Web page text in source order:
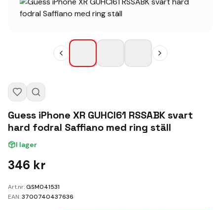
Tillbehör
Lämna / Skicka in
Butik
Kontakt
Kundvagn
Guess iPhone XR GUHCI61 RSSABK svart
hard fodral Saffiano med ring ställ
I lager
346 kr
Art.nr:GSM041531
EAN:3700740437636